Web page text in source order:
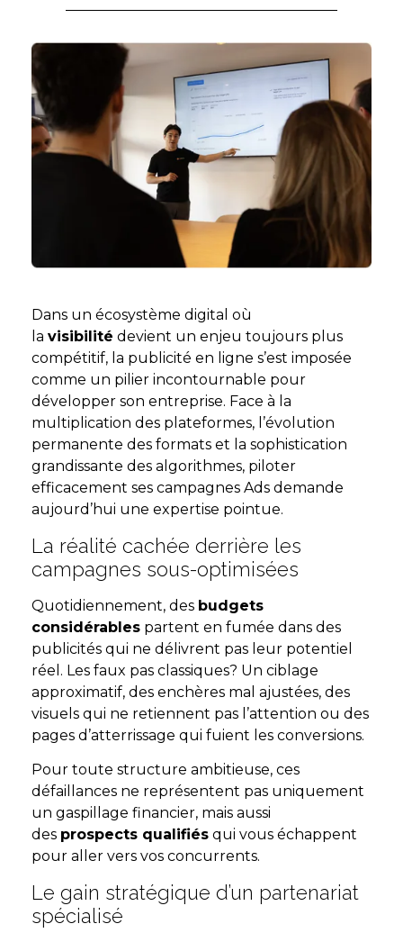
Dans un écosystème digital où
la visibilité devient un enjeu toujours plus
compétitif, la publicité en ligne s’est imposée
comme un pilier incontournable pour
développer son entreprise. Face à la
multiplication des plateformes, l’évolution
permanente des formats et la sophistication
grandissante des algorithmes, piloter
efficacement ses campagnes Ads demande
aujourd’hui une expertise pointue.
La réalité cachée derrière les
campagnes sous-optimisées
Quotidiennement, des budgets
considérables partent en fumée dans des
publicités qui ne délivrent pas leur potentiel
réel. Les faux pas classiques? Un ciblage
approximatif, des enchères mal ajustées, des
visuels qui ne retiennent pas l’attention ou des
pages d’atterrissage qui fuient les conversions.
Pour toute structure ambitieuse, ces
défaillances ne représentent pas uniquement
un gaspillage financier, mais aussi
des prospects qualifiés qui vous échappent
pour aller vers vos concurrents.
Le gain stratégique d’un partenariat
spécialisé